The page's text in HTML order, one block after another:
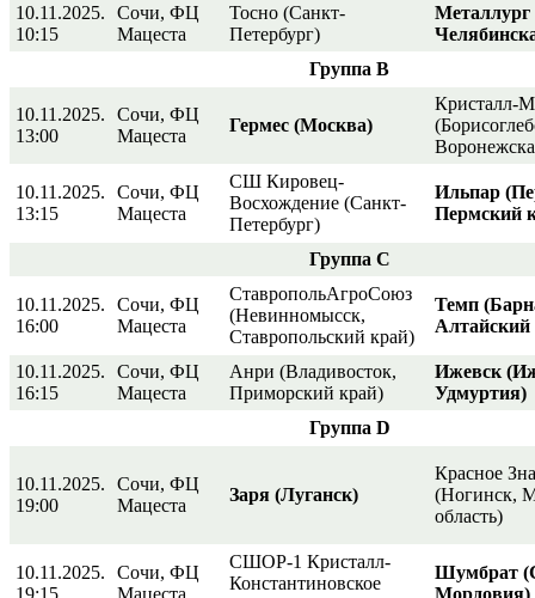
10.11.2025.
10:15
Сочи, ФЦ
Мацеста
Тосно (Санкт-
Петербург)
Группа В
10.11.2025.
13:00
Сочи, ФЦ
Мацеста
Гермес (Москва)
Кристалл-
10.11.2025.
13:15
Сочи, ФЦ
Мацеста
СШ Кировец-
Восхождение (Санкт-
Петербург)
Ильпар
Пермский
Группа С
10.11.2025.
16:00
Сочи, ФЦ
Мацеста
СтавропольАгроСоюз
(Невинномысск,
Ставропольский край)
Темп
Алтайский
10.11.2025.
16:15
Сочи, ФЦ
Мацеста
Анри (Владивосток,
Приморский край)
Ижевск
Удмуртия)
Группа D
10.11.2025.
19:00
Сочи, ФЦ
Мацеста
Заря (Луганск)
Красное
(Ногинск,
область)
10.11.2025.
19:15
Сочи, ФЦ
Мацеста
СШОР-1 Кристалл-
Константиновское
Шумбрат
Мордовия)